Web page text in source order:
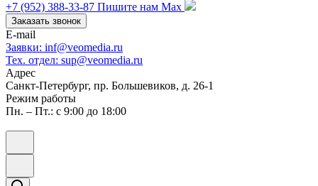
+7 (952) 388-33-87 Пишите нам Max
Заказать звонок
E-mail
Заявки: inf@veomedia.ru
Тех. отдел: sup@veomedia.ru
Адрес
Санкт-Петербург, пр. Большевиков, д. 26-1
Режим работы
Пн. – Пт.: с 9:00 до 18:00